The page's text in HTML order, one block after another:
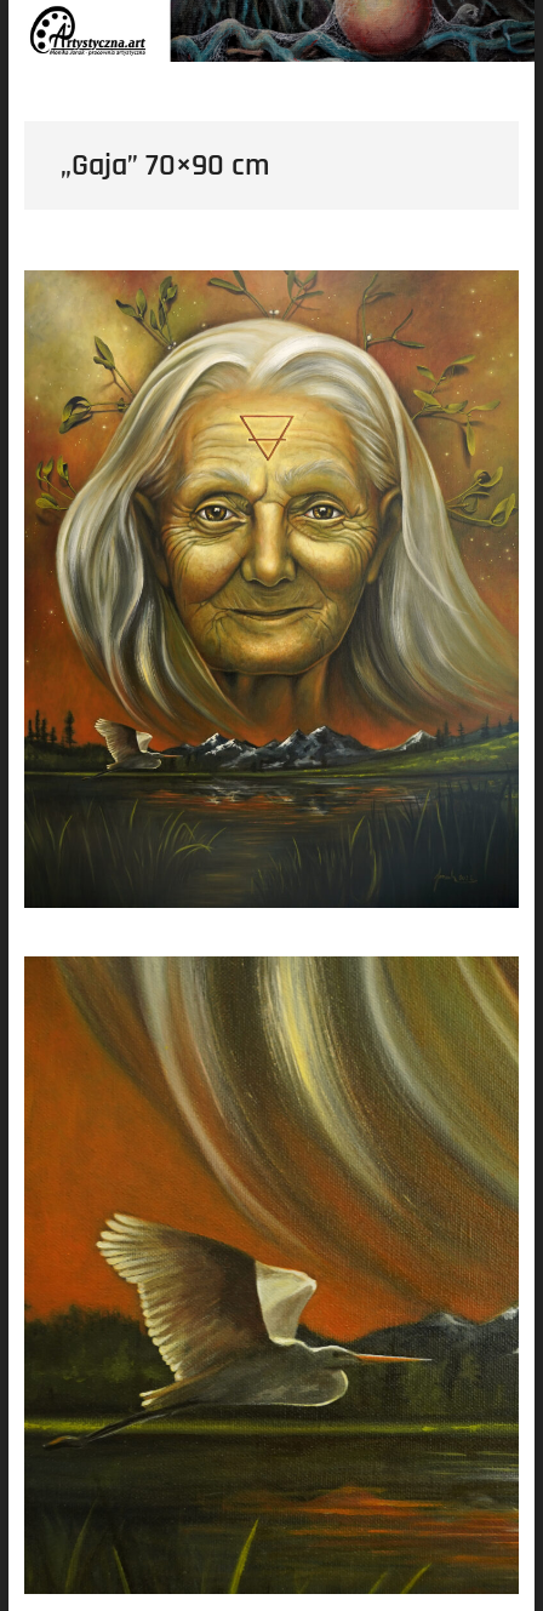
„Gaja” 70×90 cm